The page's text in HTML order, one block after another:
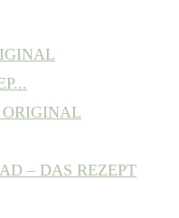
ORIGINAL
– DAS REZEPT